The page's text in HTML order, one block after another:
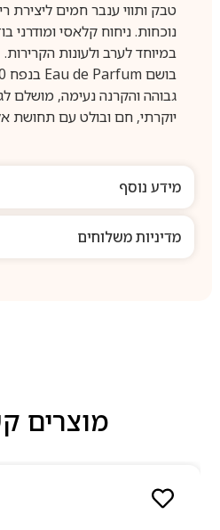
טבק ותווי ענבר חמים ליצירת
נוכחות. ניחוח קלאסי ומודרני
במיוחד לערב ולעונות הקרירות.
גבוהה והקרנה נעימה, מושלם
יוקרתי, חם ובולט עם תחושת
מידע נוסף
מדיניות משלוחים
מוצרים